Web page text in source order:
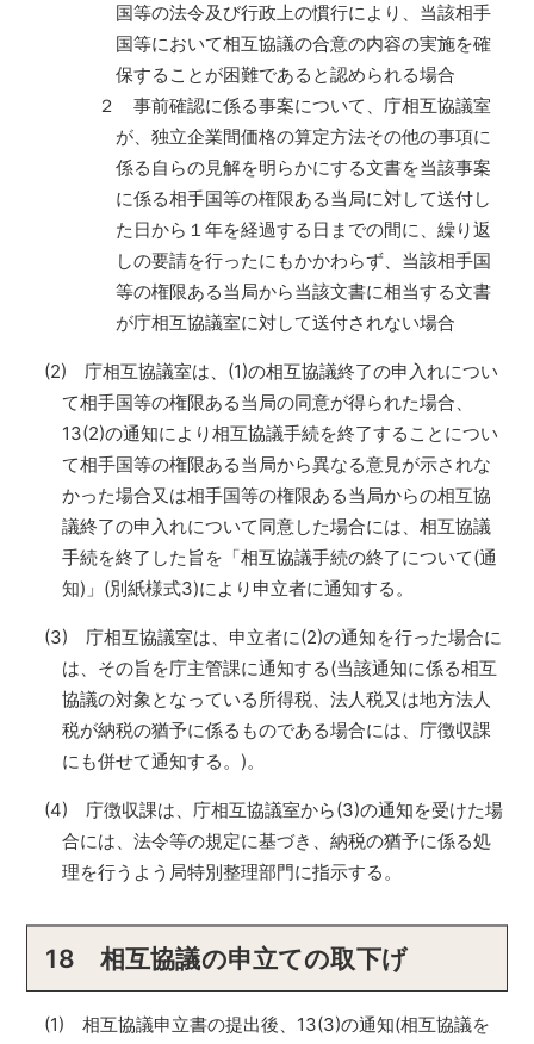
国等の法令及び行政上の慣行により、当該相手
国等において相互協議の合意の内容の実施を確
保することが困難であると認められる場合
２ 事前確認に係る事案について、庁相互協議室
が、独立企業間価格の算定方法その他の事項に
係る自らの見解を明らかにする文書を当該事案
に係る相手国等の権限ある当局に対して送付し
た日から１年を経過する日までの間に、繰り返
しの要請を行ったにもかかわらず、当該相手国
等の権限ある当局から当該文書に相当する文書
が庁相互協議室に対して送付されない場合
(2) 庁相互協議室は、(1)の相互協議終了の申入れについ
て相手国等の権限ある当局の同意が得られた場合、
13(2)の通知により相互協議手続を終了することについ
て相手国等の権限ある当局から異なる意見が示されな
かった場合又は相手国等の権限ある当局からの相互協
議終了の申入れについて同意した場合には、相互協議
手続を終了した旨を「相互協議手続の終了について(通
知)」(別紙様式3)により申立者に通知する。
(3) 庁相互協議室は、申立者に(2)の通知を行った場合に
は、その旨を庁主管課に通知する(当該通知に係る相互
協議の対象となっている所得税、法人税又は地方法人
税が納税の猶予に係るものである場合には、庁徴収課
にも併せて通知する。)。
(4) 庁徴収課は、庁相互協議室から(3)の通知を受けた場
合には、法令等の規定に基づき、納税の猶予に係る処
理を行うよう局特別整理部門に指示する。
18 相互協議の申立ての取下げ
(1) 相互協議申立書の提出後、13(3)の通知(相互協議を